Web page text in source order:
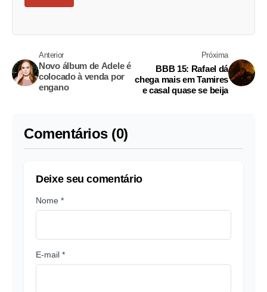
Anterior
Novo álbum de Adele é
colocado à venda por
engano
Próxima
BBB 15: Rafael dá
chega mais em Tamires
e casal quase se beija
Comentários (0)
Deixe seu comentário
Nome *
E-mail *